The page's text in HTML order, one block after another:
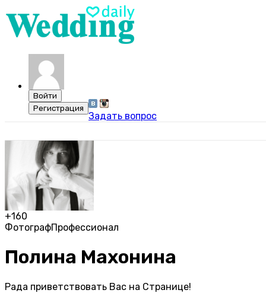
Задать вопрос
+160
ФотографПрофессионал
Полина Махонина
Рада приветствовать Вас на Странице!